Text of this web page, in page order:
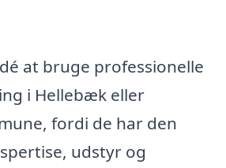
at bruge professionelle
i Hellebæk eller
fordi de har den
udstyr og